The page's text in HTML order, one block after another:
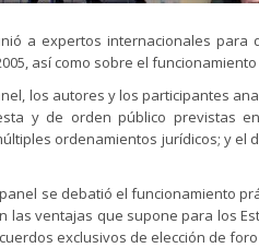
a expertos internacionales
así como sobre el
los autores y los participantes
y de orden público previstas
ordenamientos jurídicos; y
se debatió el funcionamiento
las ventajas que supone para los
exclusivos de elección de